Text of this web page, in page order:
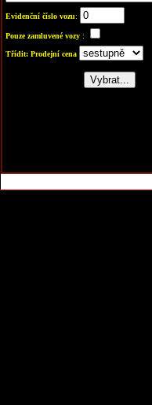
Evidenční číslo vozu:
Pouze zamluvené vozy :
Třídit: Prodejní cena